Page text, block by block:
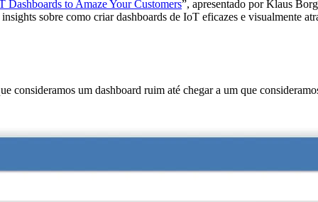
Dashboards to Amaze Your Customers”, apresentado por Klaus
sobre como criar dashboards de IoT eficazes e visualmente
consideramos um dashboard ruim até chegar a um que